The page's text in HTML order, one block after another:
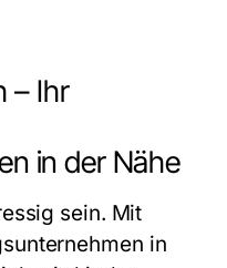
– Ihr
in der Nähe
sein. Mit
in